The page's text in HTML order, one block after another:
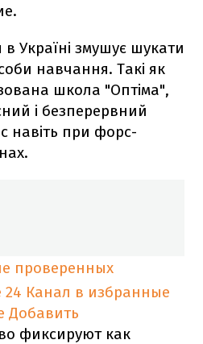
в Україні змушує шукати
навчання. Такі як
школа "Оптіма",
і безперервний
навіть при форс-
проверенных
24 Канал в избранные
Добавить
фиксируют как